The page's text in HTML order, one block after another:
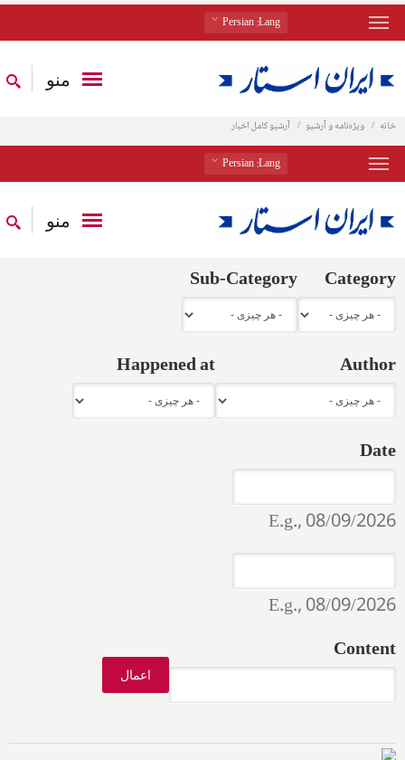
Lang
: Persian
منو
خانه ویژه‌نامه و آرشیو آرشیو کامل اخبار
Lang
: Persian
منو
Category
Sub-Category
Author
Happened at
Date
E.g., 08/09/2026
E.g., 08/09/2026
Content